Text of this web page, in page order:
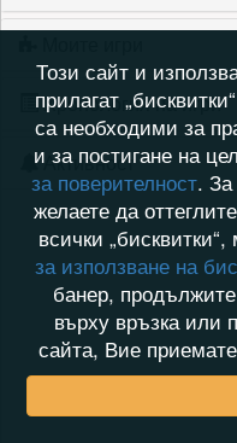
Хронология на игри
Активност
Този сайт и
прилагат
са необходими за
и за постигане на
за поверителност.
желаете да
всички
за използване на
банер,
върху връзка или
сайта, Вие